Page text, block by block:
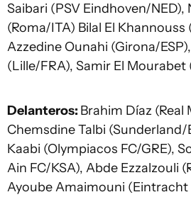
Saibari (PSV Eindhoven/NED),
(Roma/ITA) Bilal El
Azzedine Ounahi (Girona/
(Lille/FRA), Samir El
Delanteros: Brahim Díaz (Real
Chemsdine Talbi (Sunderland/
Kaabi (Olympiacos FC/GRE),
Ain FC/KSA), Abde Ezzalzouli
Ayoube Amaimouni (Eintracht